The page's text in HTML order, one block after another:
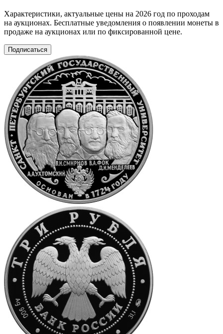
Характеристики, актуальные цены на 2026 год по проходам
на аукционах. Бесплатные уведомления о появлении монеты в
продаже на аукционах или по фиксированной цене.
Подписаться